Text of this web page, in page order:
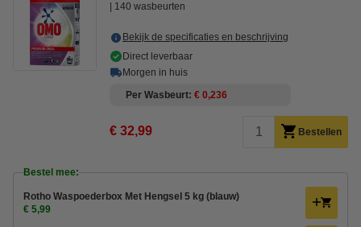
140 wasbeurten
Bekijk de specificaties en beschrijving
Direct leverbaar
Morgen in huis
Per Wasbeurt € 0,236
€ 32,99 Bestellen
Bestel mee:
Rotho Waspoederbox Met Hengsel 5 kg (blauw)
€ 5,99